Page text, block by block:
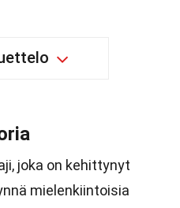
joka on kehittynyt
mielenkiintoisia